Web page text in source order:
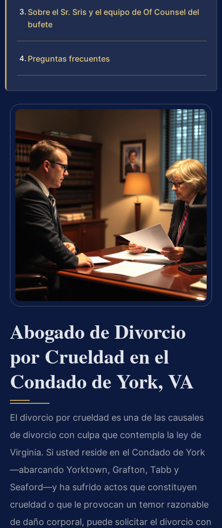
Sobre el Sr. Sris y el equipo de Of Counsel del
bufete
Preguntas frecuentes
Abogado de Divorcio
por Crueldad en el
Condado de York, VA
El divorcio por crueldad es una de las causales
de divorcio con culpa que contempla la ley de
Virginia. Si usted reside en el Condado de York
—abarcando Yorktown, Grafton, Tabb y
Seaford—y ha sufrido actos que constituyen
crueldad o que le provocan un temor razonable
de daño corporal, puede solicitar el divorcio con